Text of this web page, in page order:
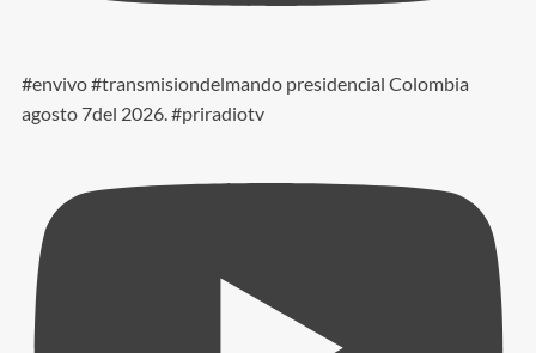
#envivo #transmisiondelmando presidencial Colombia
agosto 7del 2026. #priradiotv